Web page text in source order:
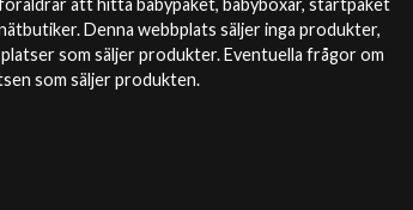
att hitta babypaket, babyboxar, startpaket
Denna webbplats säljer inga produkter,
som säljer produkter. Eventuella frågor om
som säljer produkten.